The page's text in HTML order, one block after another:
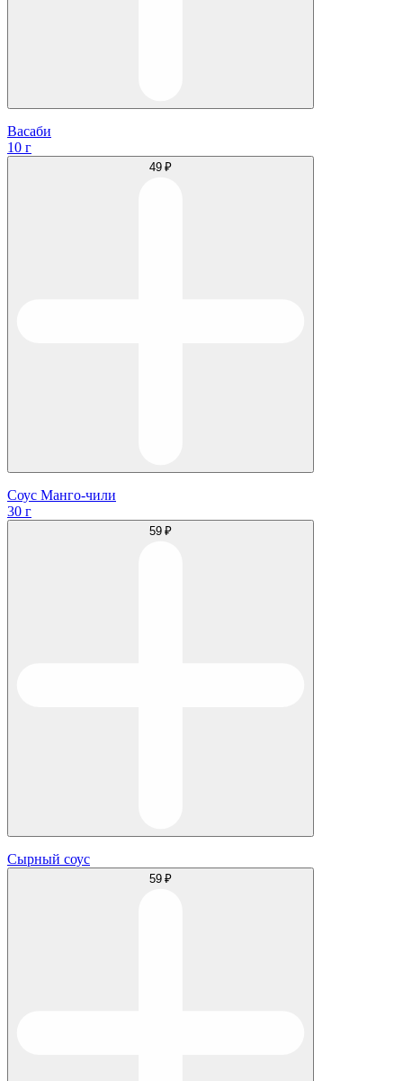
Васаби
10 г
49 ₽
Соус Манго-чили
30 г
59 ₽
Сырный соус
59 ₽